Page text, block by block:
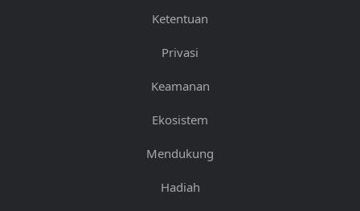
Ketentuan
Privasi
Keamanan
Ekosistem
Mendukung
Hadiah